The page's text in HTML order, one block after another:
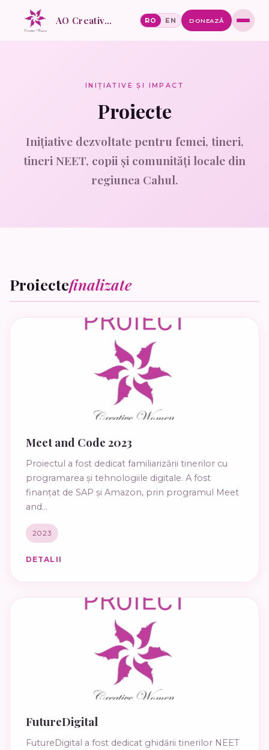
AO Creative Women RO EN DONEAZĂ
INIȚIATIVE ȘI IMPACT
Proiecte
Inițiative dezvoltate pentru femei, tineri,
tineri NEET, copii și comunități locale din
regiunea Cahul.
Proiectefinalizate
Meet and Code 2023
Proiectul a fost dedicat familiarizării tinerilor cu
programarea și tehnologiile digitale. A fost
finanțat de SAP și Amazon, prin programul Meet
and...
2023
DETALII
FutureDigital
FutureDigital a fost dedicat ghidării tinerilor NEET